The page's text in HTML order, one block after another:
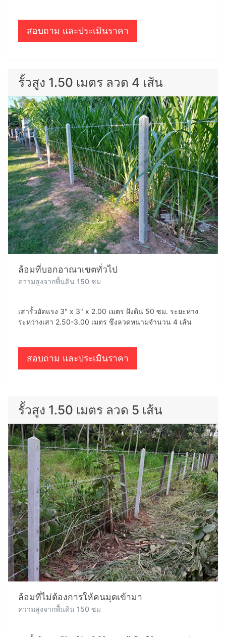
สอบถาม และประเมินราคา
รั้วสูง 1.50 เมตร ลวด 4 เส้น
ล้อมที่บอกอาณาเขตทั่วไป
ความสูงจากพื้นดิน 150 ซม
เสารั้วอัดแรง 3" x 3" x 2.00 เมตร ฝังดิน 50 ซม. ระยะห่าง
ระหว่างเสา 2.50-3.00 เมตร ขึงลวดหนามจำนวน 4 เส้น
สอบถาม และประเมินราคา
รั้วสูง 1.50 เมตร ลวด 5 เส้น
ล้อมที่ไม่ต้องการให้คนมุดเข้ามา
ความสูงจากพื้นดิน 150 ซม